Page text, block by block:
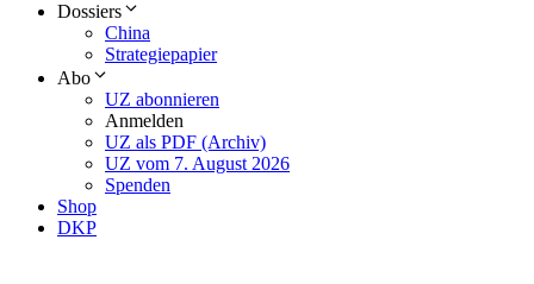
Dossiers
China
Strategiepapier
Abo
UZ abonnieren
Anmelden
UZ als PDF (Archiv)
UZ vom 7. August 2026
Spenden
Shop
DKP